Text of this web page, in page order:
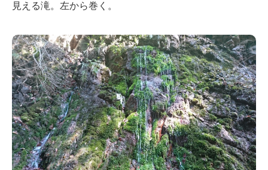
見える滝。左から巻く。